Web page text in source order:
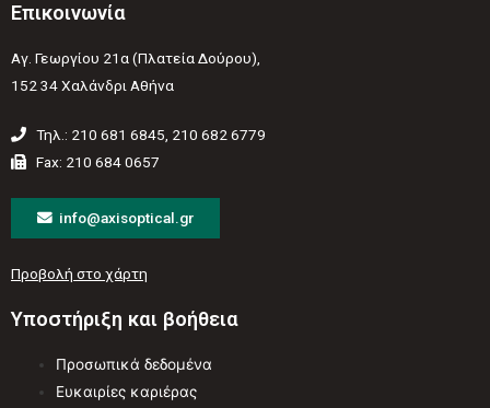
Επικοινωνία
Αγ. Γεωργίου 21α (Πλατεία Δούρου),
152 34 Χαλάνδρι Αθήνα
Τηλ.: 210 681 6845, 210 682 6779
Fax: 210 684 0657
info@axisoptical.gr
Προβολή στο χάρτη
Υποστήριξη και βοήθεια
Προσωπικά δεδομένα
Ευκαιρίες καριέρας